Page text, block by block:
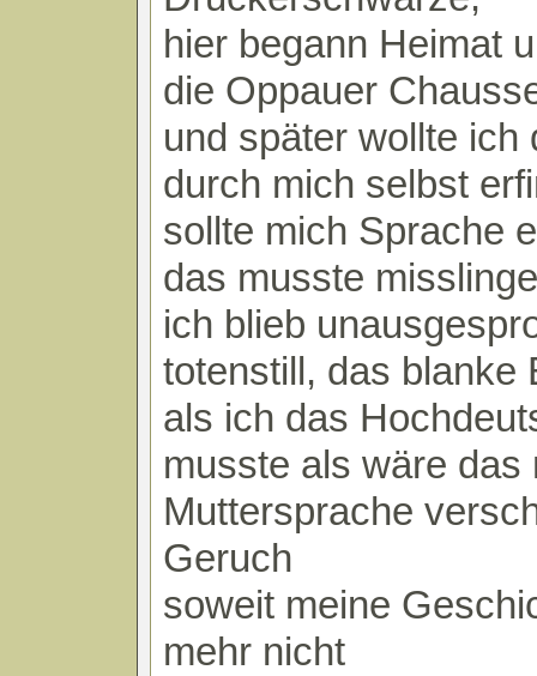
hier begann Heimat
die Oppauer
und später wollte ich
durch mich selbst
sollte mich Sprache
das musste
ich blieb
totenstill, das blanke
als ich das
musste als wäre das
Muttersprache
Geruch
soweit meine
mehr nicht